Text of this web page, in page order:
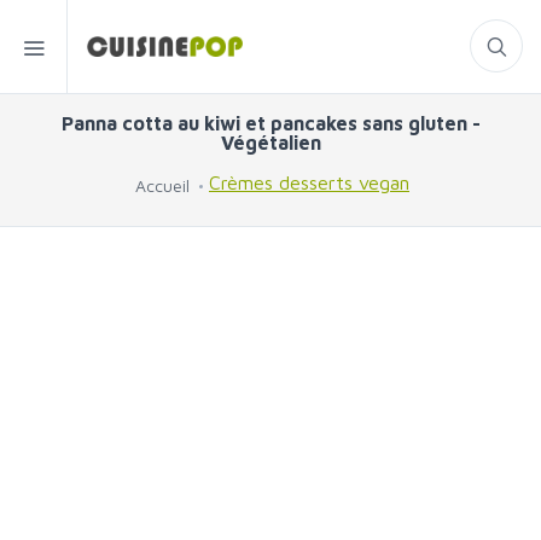
Panna cotta au kiwi et pancakes sans gluten -
Végétalien
Accueil Crèmes desserts vegan